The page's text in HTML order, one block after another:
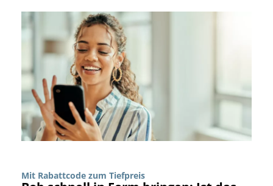
Mit Rabattcode zum Tiefpreis